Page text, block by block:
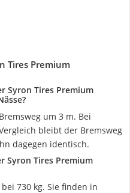
Tires Premium
Syron Tires Premium
um 3 m. Bei
bleibt der Bremsweg
dagegen identisch.
Syron Tires Premium
730 kg. Sie finden in